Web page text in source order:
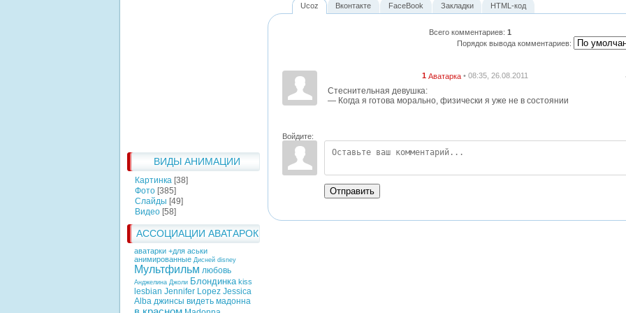
ВИДЫ АНИМАЦИИ
Картинка [38]
Фото [385]
Слайды [49]
Видео [58]
АССОЦИАЦИИ АВАТАРОК
аватарки +для аськи
анимированные Дисней disney
Мультфильм любовь
Анджелина Джоли Блондинка kiss
lesbian Jennifer Lopez Jessica
Alba джинсы видеть мадонна
Ucoz
Всего комментариев: 1
Порядок вывода комментариев:
1 Аватарка • 08:35, 26.08.2011
Стеснительная девушка:
— Когда я готова морально, физически я уже не в состоянии
Войдите:
Отправить
Вконтакте FaceBook Закладки HTML-код